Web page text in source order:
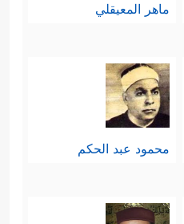
ماهر المعيقلي
محمود عبد الحكم